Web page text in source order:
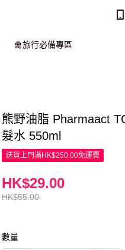
🛅旅行必備專區
熊野油脂 Pharmaact
髮水 550ml
送貨上門滿HK$250.00免運費
HK$55.00
HK$29.00
數量